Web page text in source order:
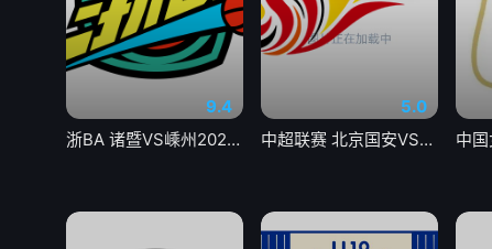
9.4
浙BA 诸暨VS嵊州20260806
5.0
中超联赛 北京国安VS深圳新鹏城20260807